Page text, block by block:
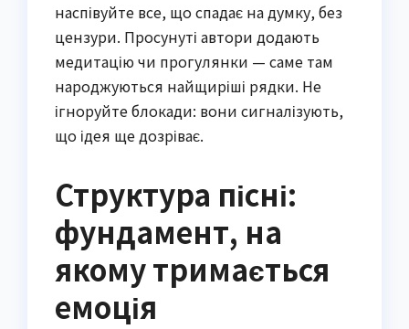
наспівуйте все, що спадає на думку, без
цензури. Просунуті автори додають
медитацію чи прогулянки — саме там
народжуються найщиріші рядки. Не
ігноруйте блокади: вони сигналізують,
що ідея ще дозріває.
Структура пісні:
фундамент, на
якому тримається
емоція